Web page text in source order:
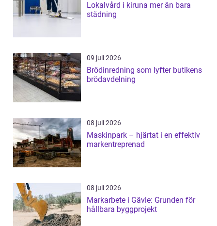
Lokalvård i kiruna mer än bara
städning
09 juli 2026
Brödinredning som lyfter butikens
brödavdelning
08 juli 2026
Maskinpark – hjärtat i en effektiv
markentreprenad
08 juli 2026
Markarbete i Gävle: Grunden för
hållbara byggprojekt